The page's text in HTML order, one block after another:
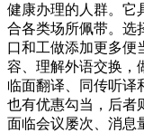
健康办理的人群。它
合各类场所佩带。选
口和工做添加更多便
容、理解外语交换，
临面翻译、同传听译
也有优惠勾当，后者
面临会议屡次、消息